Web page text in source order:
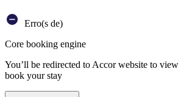
Erro(s de)
Core booking engine
You’ll be redirected to Accor website to view
book your stay